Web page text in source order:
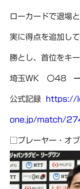
ローカードで退場
実に得点を追加し
勝とし、首位をキー
埼玉WK 〇48
公式記録 https://
one.jp/match/
□プレーヤー・オ